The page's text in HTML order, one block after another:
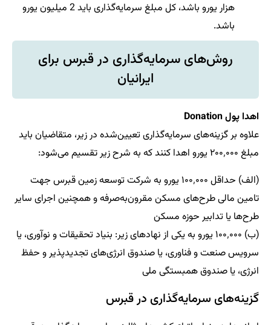
هزار یورو باشد، کل مبلغ سرمایه‌گذاری باید 2 میلیون یورو
باشد.
روش‌های سرمایه‌گذاری در قبرس برای
ایرانیان
اهدا پول Donation
علاوه بر گزینه‌های سرمایه‌گذاری تعیین‌شده در زیر، متقاضیان باید
مبلغ ۲۰۰٬۰۰۰ یورو اهدا کنند که به شرح زیر تقسیم می‌شود:
(الف) حداقل ۱۰۰٬۰۰۰ یورو به شرکت توسعه زمین قبرس جهت
تامین مالی طرح‌های مسکن مقرون‌به‌صرفه و همچنین اجرای سایر
طرح‌ها یا تدابیر حوزه مسکن
(ب) ۱۰۰٬۰۰۰ یورو به یکی از نهادهای زیر: بنیاد تحقیقات و نوآوری، یا
سرویس صنعت و فناوری، یا صندوق انرژی‌های تجدیدپذیر و حفظ
انرژی، یا صندوق همبستگی ملی
گزینه‌های سرمایه‌گذاری در قبرس